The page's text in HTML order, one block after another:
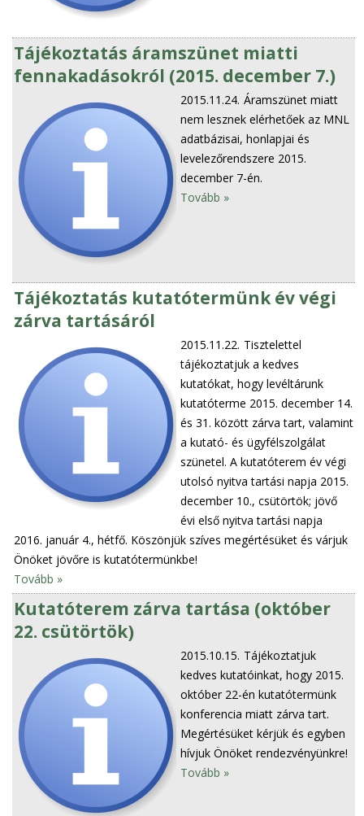
Tájékoztatás áramszünet miatti
fennakadásokról (2015. december 7.)
2015.11.24. Áramszünet miatt
nem lesznek elérhetőek az MNL
adatbázisai, honlapjai és
levelezőrendszere 2015.
december 7-én.
Tovább »
Tájékoztatás kutatótermünk év végi
zárva tartásáról
2015.11.22. Tisztelettel
tájékoztatjuk a kedves
kutatókat, hogy levéltárunk
kutatóterme 2015. december 14.
és 31. között zárva tart, valamint
a kutató- és ügyfélszolgálat
szünetel. A kutatóterem év végi
utolsó nyitva tartási napja 2015.
december 10., csütörtök; jövő
évi első nyitva tartási napja
2016. január 4., hétfő. Köszönjük szíves megértésüket és várjuk
Önöket jövőre is kutatótermünkbe!
Tovább »
Kutatóterem zárva tartása (október
22. csütörtök)
2015.10.15. Tájékoztatjuk
kedves kutatóinkat, hogy 2015.
október 22-én kutatótermünk
konferencia miatt zárva tart.
Megértésüket kérjük és egyben
hívjuk Önöket rendezvényünkre!
Tovább »